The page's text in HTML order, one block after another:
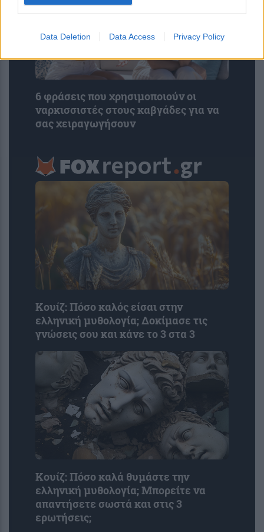
Data Deletion Data Access Privacy Policy
6 φράσεις που χρησιμοποιούν οι
ναρκισσιστές στους καβγάδες για να
σας χειραγωγήσουν
Κουίζ: Πόσο καλός είσαι στην
ελληνική μυθολογία; Δοκίμασε τις
γνώσεις σου και κάνε το 3 στα 3
Κουίζ: Πόσο καλά θυμάστε την
ελληνική μυθολογία; Μπορείτε να
απαντήσετε σωστά και στις 3
ερωτήσεις;